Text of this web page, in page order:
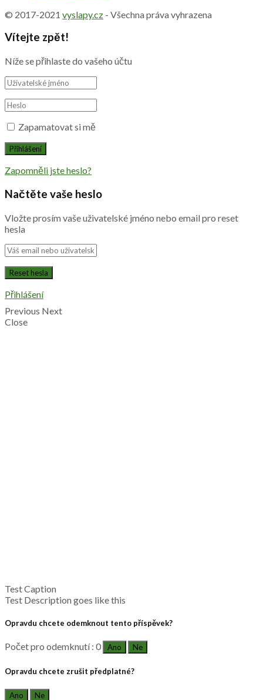
© 2017-2021 vyslapy.cz - Všechna práva vyhrazena
Vítejte zpět!
Níže se přihlaste do vašeho účtu
Zapamatovat si mě
Zapomněli jste heslo?
Načtěte vaše heslo
Vložte prosím vaše uživatelské jméno nebo email pro reset
hesla
Přihlášení
Previous Next
Close
Test Caption
Test Description goes like this
Opravdu chcete odemknout tento příspěvek?
Počet pro odemknutí : 0 Ano Ne
Opravdu chcete zrušit předplatné?
Ano Ne